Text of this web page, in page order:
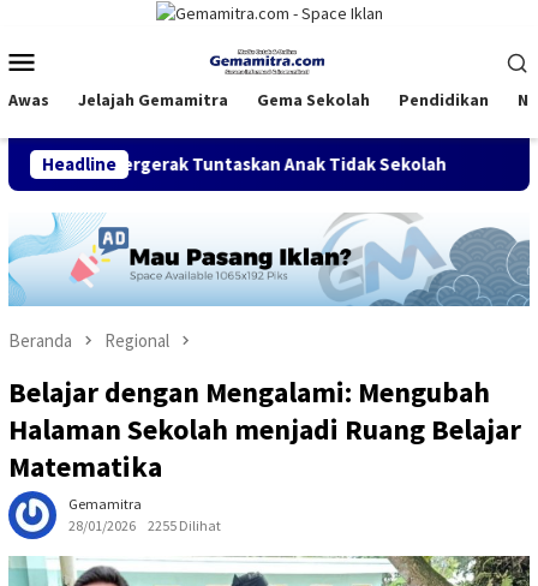
konten
Mobile
Awas Jelajah Gemamitra Gema Sekolah Pendidikan
HeadlineTuntaskan Anak Tidak Sekolah FDI Satukan
Beranda Regional
Belajar dengan Mengalami: Mengubah
Halaman Sekolah menjadi Ruang Belajar
Matematika
Gemamitra
28/01/2026
2255 Dilihat